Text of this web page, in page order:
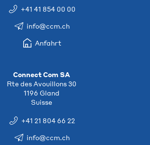
+41 41 854 00 00
info@ccm.ch
Anfahrt
Connect Com SA
Rte des Avouillons 30
1196 Gland
Suisse
+41 21 804 66 22
info@ccm.ch